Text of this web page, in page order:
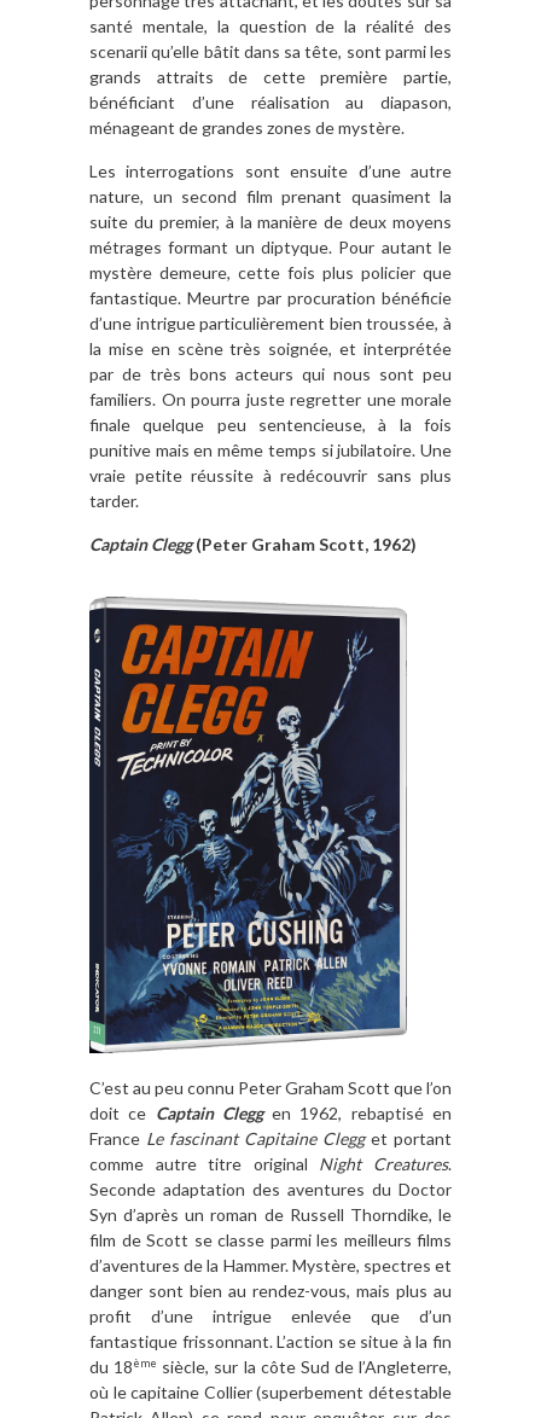
santé mentale, la question de la réalité des
scenarii qu’elle bâtit dans sa tête, sont parmi les
grands attraits de cette première partie,
bénéficiant d’une réalisation au diapason,
ménageant de grandes zones de mystère.
Les interrogations sont ensuite d’une autre
nature, un second film prenant quasiment la
suite du premier, à la manière de deux moyens
métrages formant un diptyque. Pour autant le
mystère demeure, cette fois plus policier que
fantastique. Meurtre par procuration bénéficie
d’une intrigue particulièrement bien troussée, à
la mise en scène très soignée, et interprétée
par de très bons acteurs qui nous sont peu
familiers. On pourra juste regretter une morale
finale quelque peu sentencieuse, à la fois
punitive mais en même temps si jubilatoire. Une
vraie petite réussite à redécouvrir sans plus
tarder.
Captain Clegg(Peter Graham Scott, 1962)
C’est au peu connu Peter Graham Scott que l’on
doit ce Captain Cleggen 1962, rebaptisé en
France Le fascinant Capitaine Clegget portant
comme autre titre original Night Creatures.
Seconde adaptation des aventures du Doctor
Syn d’après un roman de Russell Thorndike, le
film de Scott se classe parmi les meilleurs films
d’aventures de la Hammer. Mystère, spectres et
danger sont bien au rendez-vous, mais plus au
profit d’une intrigue enlevée que d’un
fantastique frissonnant. L’action se situe à la fin
du 18ème siècle, sur la côte Sud de l’Angleterre,
où le capitaine Collier (superbement détestable